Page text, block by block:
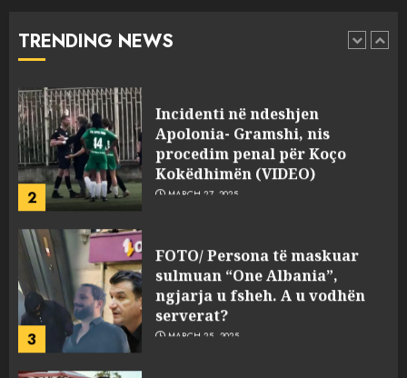
TRENDING NEWS
1
pasuri të pajustifikuar
2
Incidenti në ndeshjen
Apolonia- Gramshi, nis
procedim penal për Koço
Kokëdhimën (VIDEO)
3
FOTO/ Persona të maskuar
sulmuan “One Albania”,
ngjarja u fsheh. A u vodhën
serverat?